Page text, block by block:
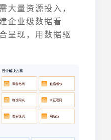
大量资源投入，
企业级数据看
呈现，用数据驱